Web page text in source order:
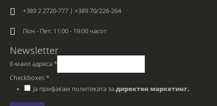
+389 2 2720-777 | +389 70/226-264
Пон - Пет: 11:00 - 19:00 часот
Newsletter
Е-маил адреса *
Checkboxes*
Ја прифаќам политиката за директен маркетинг.